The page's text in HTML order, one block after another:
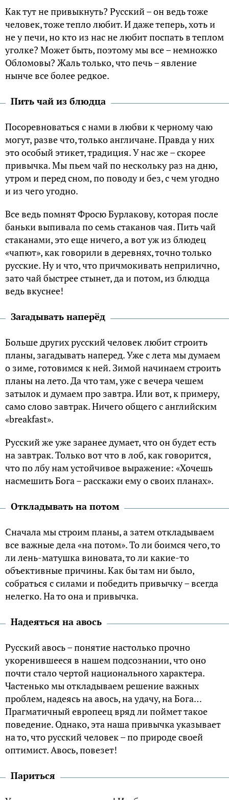
Как тут не привыкнуть? Русский – он ведь тоже
человек, тоже тепло любит. И даже теперь, хоть и
не у печи, но кто из нас не любит поспать в теплом
уголке? Может быть, поэтому мы все – немножко
Обломовы? Жаль только, что печь – явление
нынче все более редкое.
Пить чай из блюдца
Посоревноваться с нами в любви к черному чаю
могут, разве что, только англичане. Правда у них
это особый этикет, традиция. У нас же – скорее
привычка. Мы пьем чай по нескольку раз на дню,
утром и перед сном, по поводу и без, с чем угодно
и из чего угодно.
Все ведь помнят Фросю Бурлакову, которая после
баньки выпивала по семь стаканов чая. Пить чай
стаканами, это еще ничего, а вот уж из блюдец
«чапют», как говорили в деревнях, точно только
русские. Ну и что, что причмокивать неприлично,
зато чай быстрее стынет, да и потом, из блюдца
ведь вкуснее!
Загадывать наперёд
Больше других русский человек любит строить
планы, загадывать наперед. Уже с лета мы думаем
о зиме, готовимся к ней. Зимой начинаем строить
планы на лето. Да что там, уже с вечера чешем
затылок и думаем про завтра. Или вот, к примеру,
само слово завтрак. Ничего общего с английским
«breakfast».
Русский же уже заранее думает, что он будет есть
на завтрак. Только вот что в лоб, как говорится,
что по лбу нам устойчивое выражение: «Хочешь
насмешить Бога – расскажи ему о своих планах».
Откладывать на потом
Сначала мы строим планы, а затем откладываем
все важные дела «на потом». То ли боимся чего, то
ли лень-матушка виновата, то ли какие-то
объективные причины. Как бы там ни было,
собраться с силами и победить привычку – всегда
нелегко. На то она и привычка.
Надеяться на авось
Русский авось – понятие настолько прочно
укоренившееся в нашем подсознании, что оно
почти стало чертой национального характера.
Частенько мы откладываем решение важных
проблем, надеясь на авось, на удачу, на Бога…
Прагматичный европеец вряд ли поймет такое
поведение. Однако, эта наша привычка указывает
на то, что русский человек – по природе своей
оптимист. Авось, повезет!
Париться